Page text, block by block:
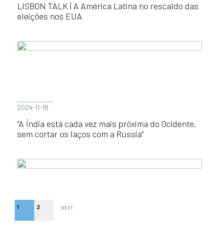
LISBON TALK | A América Latina no rescaldo das
eleições nos EUA
2024-11-18
“A Índia está cada vez mais próxima do Ocidente,
sem cortar os laços com a Rússia”
1 2 NEXT